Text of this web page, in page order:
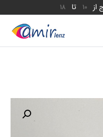
از 10 تا 18